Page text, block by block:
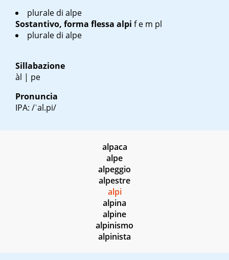
plurale di alpe
Sostantivo, forma flessa alpi fe m pl
plurale di alpe
Sillabazione
àl | pe
Pronuncia
IPA: /ˈal.pi/
alpaca
alpe
alpeggio
alpestre
alpi
alpina
alpine
alpinismo
alpinista